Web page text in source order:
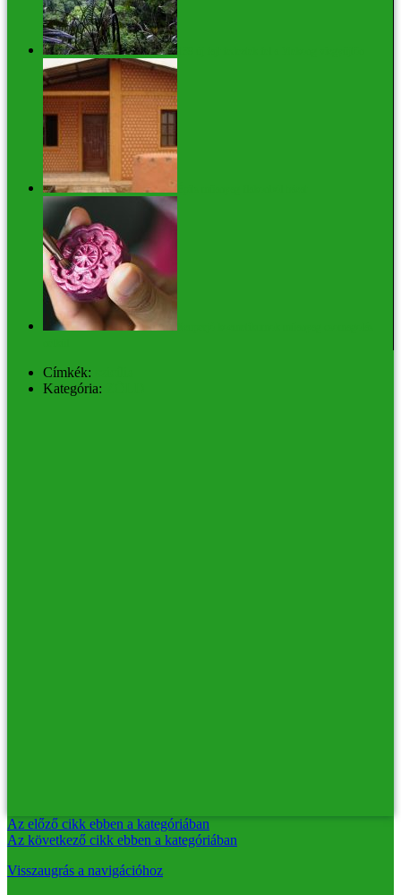
Címkék:
Kategória:
Az előző cikk ebben a kategóriában
Az következő cikk ebben a kategóriában
Visszaugrás a navigációhoz